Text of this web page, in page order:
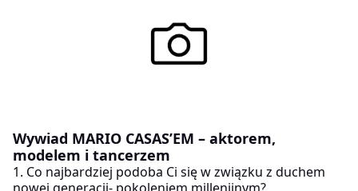
Wywiad MARIO CASAS’EM – aktorem,
modelem i tancerzem
1. Co najbardziej podoba Ci się w związku z duchem